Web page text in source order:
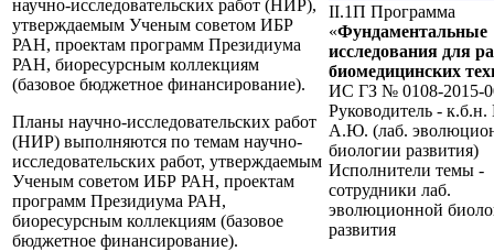
научно-исследовательских работ (НИР),
утверждаемым Ученым советом ИБР
РАН, проектам программ Президиума
РАН, биоресурсным коллекциям
(базовое бюджетное финансирование).
Планы научно-исследовательских работ
(НИР) выполняются по темам научно-
исследовательских работ, утверждаемым
Ученым советом ИБР РАН, проектам
программ Президиума РАН,
биоресурсным коллекциям (базовое
бюджетное финансирование).
II.1П Программа
«Фундаментальные
исследования для
биомедицинских
ИС ГЗ № 0108-2015-
Руководитель -
А.Ю. (лаб.
биологии развития)
Исполнители темы -
сотрудники лаб.
эволюционной
развития